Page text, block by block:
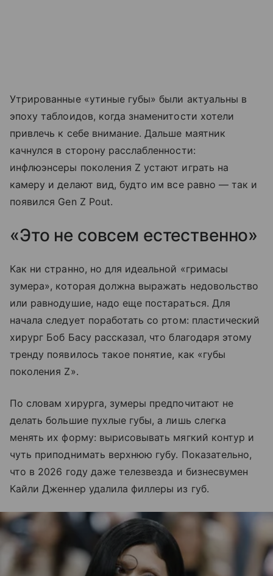
Утрированные «утиные губы» были актуальны в
эпоху таблоидов, когда знаменитости хотели
привлечь к себе внимание. Дальше маятник
качнулся в сторону расслабленности:
инфлюэнсеры поколения Z устают играть на
камеру и делают вид, будто им все равно — так и
появился Gen Z Pout.
«Это не совсем естественно»
Как ни странно, но для идеальной «гримасы
зумера», которая должна выражать недовольство
или равнодушие, надо еще постараться. Для
начала следует поработать со ртом: пластический
хирург Боб Басу рассказал, что благодаря этому
тренду появилось такое понятие, как «губы
поколения Z».
По словам хирурга, зумеры предпочитают не
делать большие пухлые губы, а лишь слегка
менять их форму: вырисовывать мягкий контур и
чуть приподнимать верхнюю губу. Показательно,
что в 2026 году даже телезвезда и бизнесвумен
Кайли Дженнер удалила филлеры из губ.